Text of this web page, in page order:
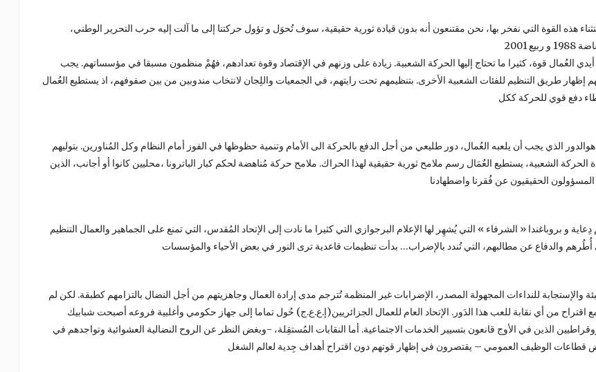
هذه القوة التي نفخر بها، نحن مقتنعون أنه بدون قيادة ثورية حقيقية، سوف تُحوَل و تؤول حركتنا إلى ما آلت إليه حرب التحرير الوطني،
أيدي العُمال قوة، كثيرا ما تحتاج إليها الحركة الشعبية. زيادة على وزنهم في الإقتصاد وقوة تعدادهم، فهُمْ منظمون مسبقا في مؤسساتهم. يجب
إظهار طريق التنظيم للفئات الشعبية الأخرى. بتنظيمهم تحت رايتهم، في الجمعيات واللِجان لانتخاب مندوبين من بين صفوفهم، اذ يستطيع العُمال
الذي يجب أن يلعبه العُمال، دور طليعي من أجل الدفع بالحركة الى الأمام وتنمية حظوظها في الفوز أمام النظام وكل المُناورين. بتوليهم
الحركة الشعبية، يستطيع العٌمَال رسم ملامح ثورية حقيقية لهذا الحراك. ملامح حركة مُناهضة لحكم كبار الباترونا ،محليين كانوا أو أجانب، الذين
و بروباغندا « الشرفاء » التي يُشهِر لها الإعلام البرجوازي التي كثيرا ما نادت إلى الإتحاد المُقدس، التي تمنع على الجماهير والعمال التنظيم
والإستجابة للنداءات المجهولة المصدر، الإضرابات غير المنظمة تُترجم مدى إرادة العمال وجاهزيتهم من أجل النضال بالتزامهم كطبقة. لكن لم
اقتراح من أي نقابة للعب هذا الدَور. الإتحاد العام للعمال الجزائريين(إ.ع.ع.ج) حُول تماما إلى جهاز حكومي وأغلبية فروعه أصبحت شبابيك
الذين في الأوج قانعون بتسيير الخدمات الاجتماعية. أما النقابات المُستقِلة، -وبغض النظر عن الروح النضالية العشوائية وتواجدهم في